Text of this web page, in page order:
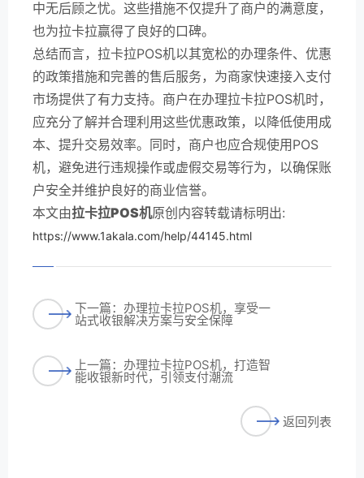
中无后顾之忧。这些措施不仅提升了商户的满意度，
也为拉卡拉赢得了良好的口碑。
总结而言，拉卡拉POS机以其宽松的办理条件、优惠
的政策措施和完善的售后服务，为商家快速接入支付
市场提供了有力支持。商户在办理拉卡拉POS机时，
应充分了解并合理利用这些优惠政策，以降低使用成
本、提升交易效率。同时，商户也应合规使用POS
机，避免进行违规操作或虚假交易等行为，以确保账
户安全并维护良好的商业信誉。
本文由拉卡拉POS机原创内容转载请标明出:
https://www.1akala.com/help/44145.html
下一篇：办理拉卡拉POS机，享受一
站式收银解决方案与安全保障
上一篇：办理拉卡拉POS机，打造智
能收银新时代，引领支付潮流
返回列表